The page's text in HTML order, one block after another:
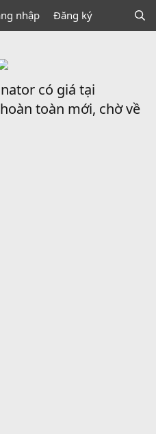
nhập Đăng ký
có giá tại
toàn mới, chờ về